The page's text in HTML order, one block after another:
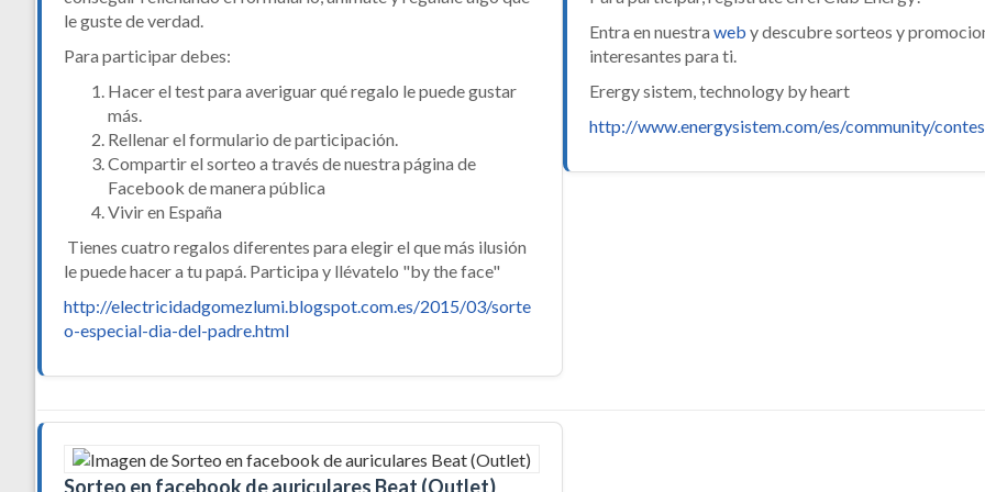
le guste de verdad.
Para participar debes:
Hacer el test para averiguar qué regalo le puede gustar
más.
Rellenar el formulario de participación.
Compartir el sorteo a través de nuestra página de
Facebook de manera pública
Vivir en España
Tienes cuatro regalos diferentes para elegir el que más ilusión
le puede hacer a tu papá. Participa y llévatelo "by the face"
http://electricidadgomezlumi.blogspot.com.es/2015/03/sorte
o-especial-dia-del-padre.html
Entra en nuestra web y descubre sorteos y
interesantes para ti.
Erergy sistem, technology by heart
http://www.energysistem.com/es/community/
Sorteo en facebook de auriculares Beat (Outlet)